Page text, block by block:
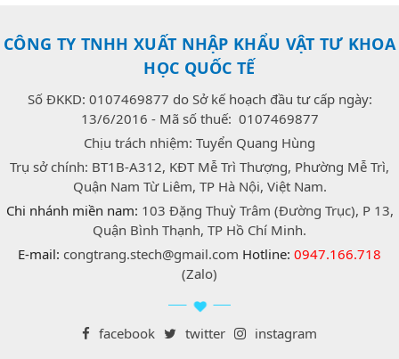
CÔNG TY TNHH XUẤT NHẬP KHẨU VẬT TƯ KHOA
HỌC QUỐC TẾ
Số ĐKKD: 0107469877 do Sở kế hoạch đầu tư cấp ngày:
13/6/2016 - Mã số thuế: 0107469877
Chịu trách nhiệm: Tuyển Quang Hùng
Trụ sở chính: BT1B-A312, KĐT Mễ Trì Thượng, Phường Mễ Trì,
Quận Nam Từ Liêm, TP Hà Nội, Việt Nam.
Chi nhánh miền nam: 103 Đặng Thuỳ Trâm (Đường Trục), P 13,
Quận Bình Thạnh, TP Hồ Chí Minh.
E-mail: congtrang.stech@gmail.com Hotline: 0947.166.718
(Zalo)
facebook twitter instagram